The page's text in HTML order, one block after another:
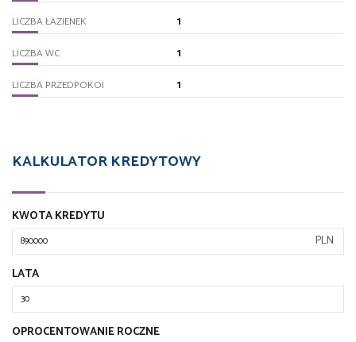
LICZBA ŁAZIENEK 1
LICZBA WC 1
LICZBA PRZEDPOKOI 1
KALKULATOR KREDYTOWY
KWOTA KREDYTU
PLN
LATA
OPROCENTOWANIE ROCZNE